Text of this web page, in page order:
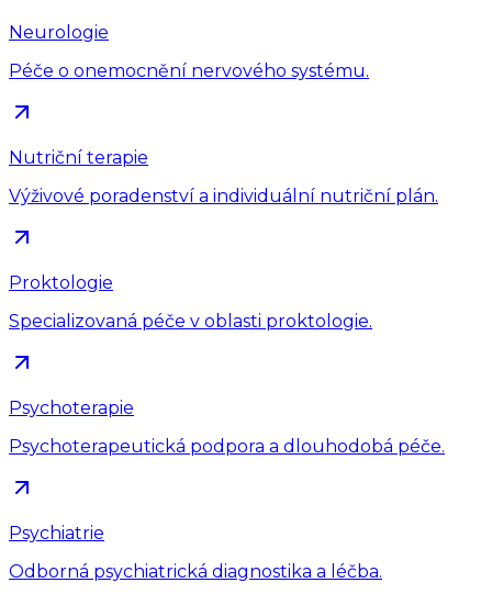
Neurologie
Péče o onemocnění nervového systému.
Nutriční terapie
Výživové poradenství a individuální nutriční plán.
Proktologie
Specializovaná péče v oblasti proktologie.
Psychoterapie
Psychoterapeutická podpora a dlouhodobá péče.
Psychiatrie
Odborná psychiatrická diagnostika a léčba.